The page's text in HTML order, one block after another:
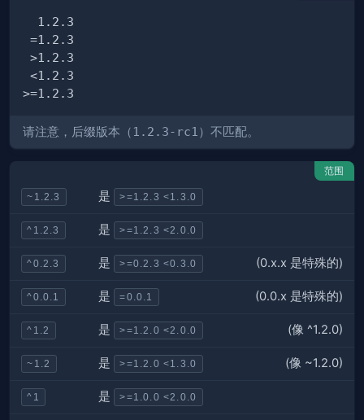
请注意，后缀版本（ 1.2.3-rc1 ）不匹配。
范围
~1.2.3 是 >=1.2.3 <1.3.0
^1.2.3 是 >=1.2.3 <2.0.0
^0.2.3 是 >=0.2.3 <0.3.0 (0.x.x 是特殊的)
^0.0.1 是 =0.0.1 (0.0.x 是特殊的)
^1.2 是 >=1.2.0 <2.0.0 (像 ^1.2.0)
~1.2 是 >=1.2.0 <1.3.0 (像 ~1.2.0)
^1 是 >=1.0.0 <2.0.0